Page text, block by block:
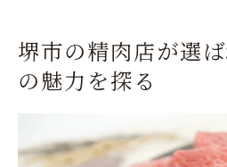
地元生産者と直接取引堺
質の秘密
信頼のおける地元生産
生産者直送の新鮮な
厳選された生産者と
堺市の精肉店が選
の魅力を探る